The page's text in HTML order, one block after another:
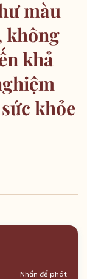
màu
không
khả
khỏe
Nhấn để phát